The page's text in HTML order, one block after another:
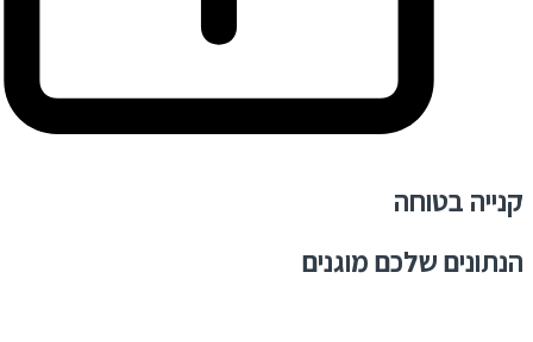
קנייה בטוחה
הנתונים שלכם מוגנים